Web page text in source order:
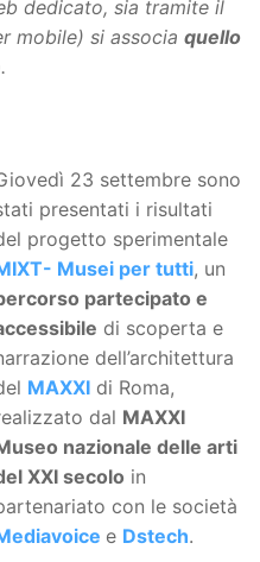
dedicato, sia tramite il
mobile) si associa quello
23 settembre sono
presentati i risultati
progetto sperimentale
Musei per tutti, un
partecipato e
di scoperta e
dell’architettura
MAXXIdi Roma,
dal MAXXI
nazionale delle arti
XXI secolo in
con le società
e Dstech.